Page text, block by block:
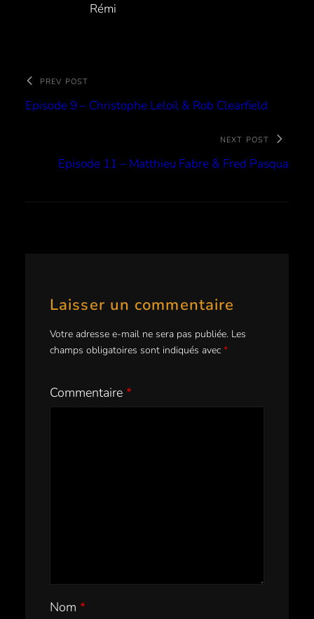
Rémi
PREV POST
Episode 9 – Christophe Leloil & Rob Clearfield
NEXT POST
Episode 11 – Matthieu Fabre & Fred Pasqua
Laisser un commentaire
Votre adresse e-mail ne sera pas publiée. Les
champs obligatoires sont indiqués avec *
Commentaire *
Nom *